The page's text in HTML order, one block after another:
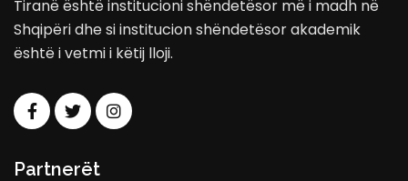
Tiranë është institucioni shëndetësor më i madh në
Shqipëri dhe si institucion shëndetësor akademik
është i vetmi i këtij lloji.
Partnerët